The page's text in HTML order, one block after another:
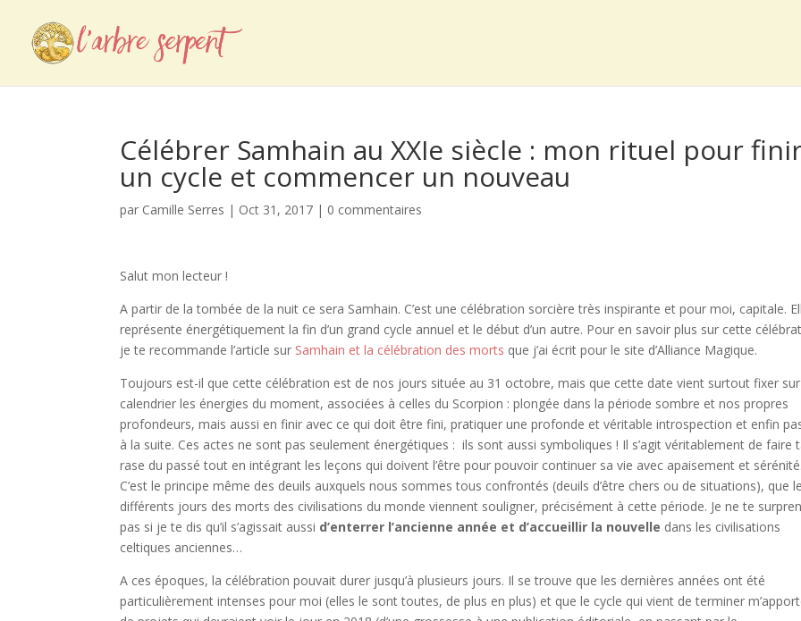
Célébrer Samhain au XXIe siècle : mon rituel pour
un cycle et commencer un nouveau
par Camille Serres | Oct 31, 2017 | 0 commentaires
Salut mon lecteur !
A partir de la tombée de la nuit ce sera Samhain. C’est une célébration sorcière très inspirante et pour moi, capitale.
représente énergétiquement la fin d’un grand cycle annuel et le début d’un autre. Pour en savoir plus sur cette
je te recommande l’article sur Samhain et la célébration des morts que j’ai écrit pour le site d’Alliance Magique.
Toujours est-il que cette célébration est de nos jours située au 31 octobre, mais que cette date vient surtout fixer
calendrier les énergies du moment, associées à celles du Scorpion : plongée dans la période sombre et nos propres
profondeurs, mais aussi en finir avec ce qui doit être fini, pratiquer une profonde et véritable introspection et enfin
à la suite. Ces actes ne sont pas seulement énergétiques : ils sont aussi symboliques ! Il s’agit véritablement de faire
rase du passé tout en intégrant les leçons qui doivent l’être pour pouvoir continuer sa vie avec apaisement et sérénité.
C’est le principe même des deuils auxquels nous sommes tous confrontés (deuils d’être chers ou de situations), que
différents jours des morts des civilisations du monde viennent souligner, précisément à cette période. Je ne te
pas si je te dis qu’il s’agissait aussi d’enterrer l’ancienne année et d’accueillir la nouvelle dans les civilisations
celtiques anciennes…
A ces époques, la célébration pouvait durer jusqu’à plusieurs jours. Il se trouve que les dernières années ont été
particulièrement intenses pour moi (elles le sont toutes, de plus en plus) et que le cycle qui vient de terminer